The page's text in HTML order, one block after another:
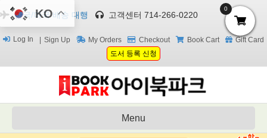
한국/미국 배송 대행 고객센터 714-266-0220
Log In Sign Up My Orders Checkout Book Cart
Gift Card
도서 등록 신청
Menu
KO 0